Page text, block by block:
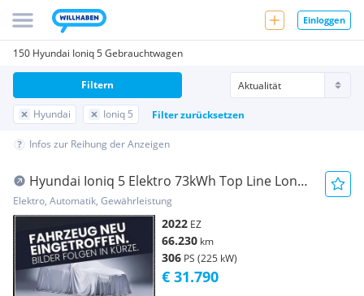
Einloggen
150 Hyundai Ioniq 5 Gebrauchtwagen
Hyundai Ioniq 5 Filter zurücksetzen
Filtern
Infos zur Reihung der Anzeigen
Hyundai Ioniq 5 Elektro 73kWh Top Line Long
Range AWD Aut.
Elektro, Automatik, Gewährleistung
2022 EZ
66.230 km
306 PS (225 kW)
€ 31.790